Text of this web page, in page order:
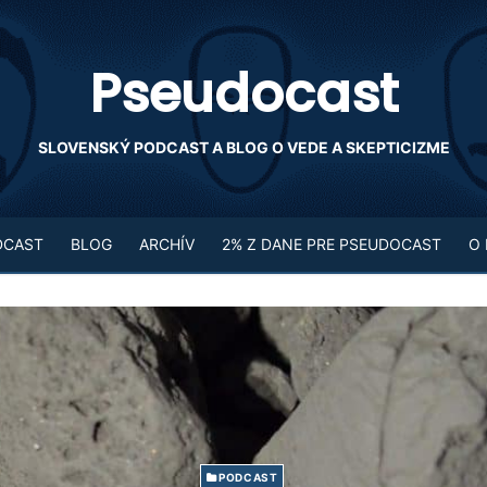
Pseudocast
SLOVENSKÝ PODCAST A BLOG O VEDE A SKEPTICIZME
BLOG ARCHÍV 2% Z DANE PRE PSEUDOCAST O
PODCAST